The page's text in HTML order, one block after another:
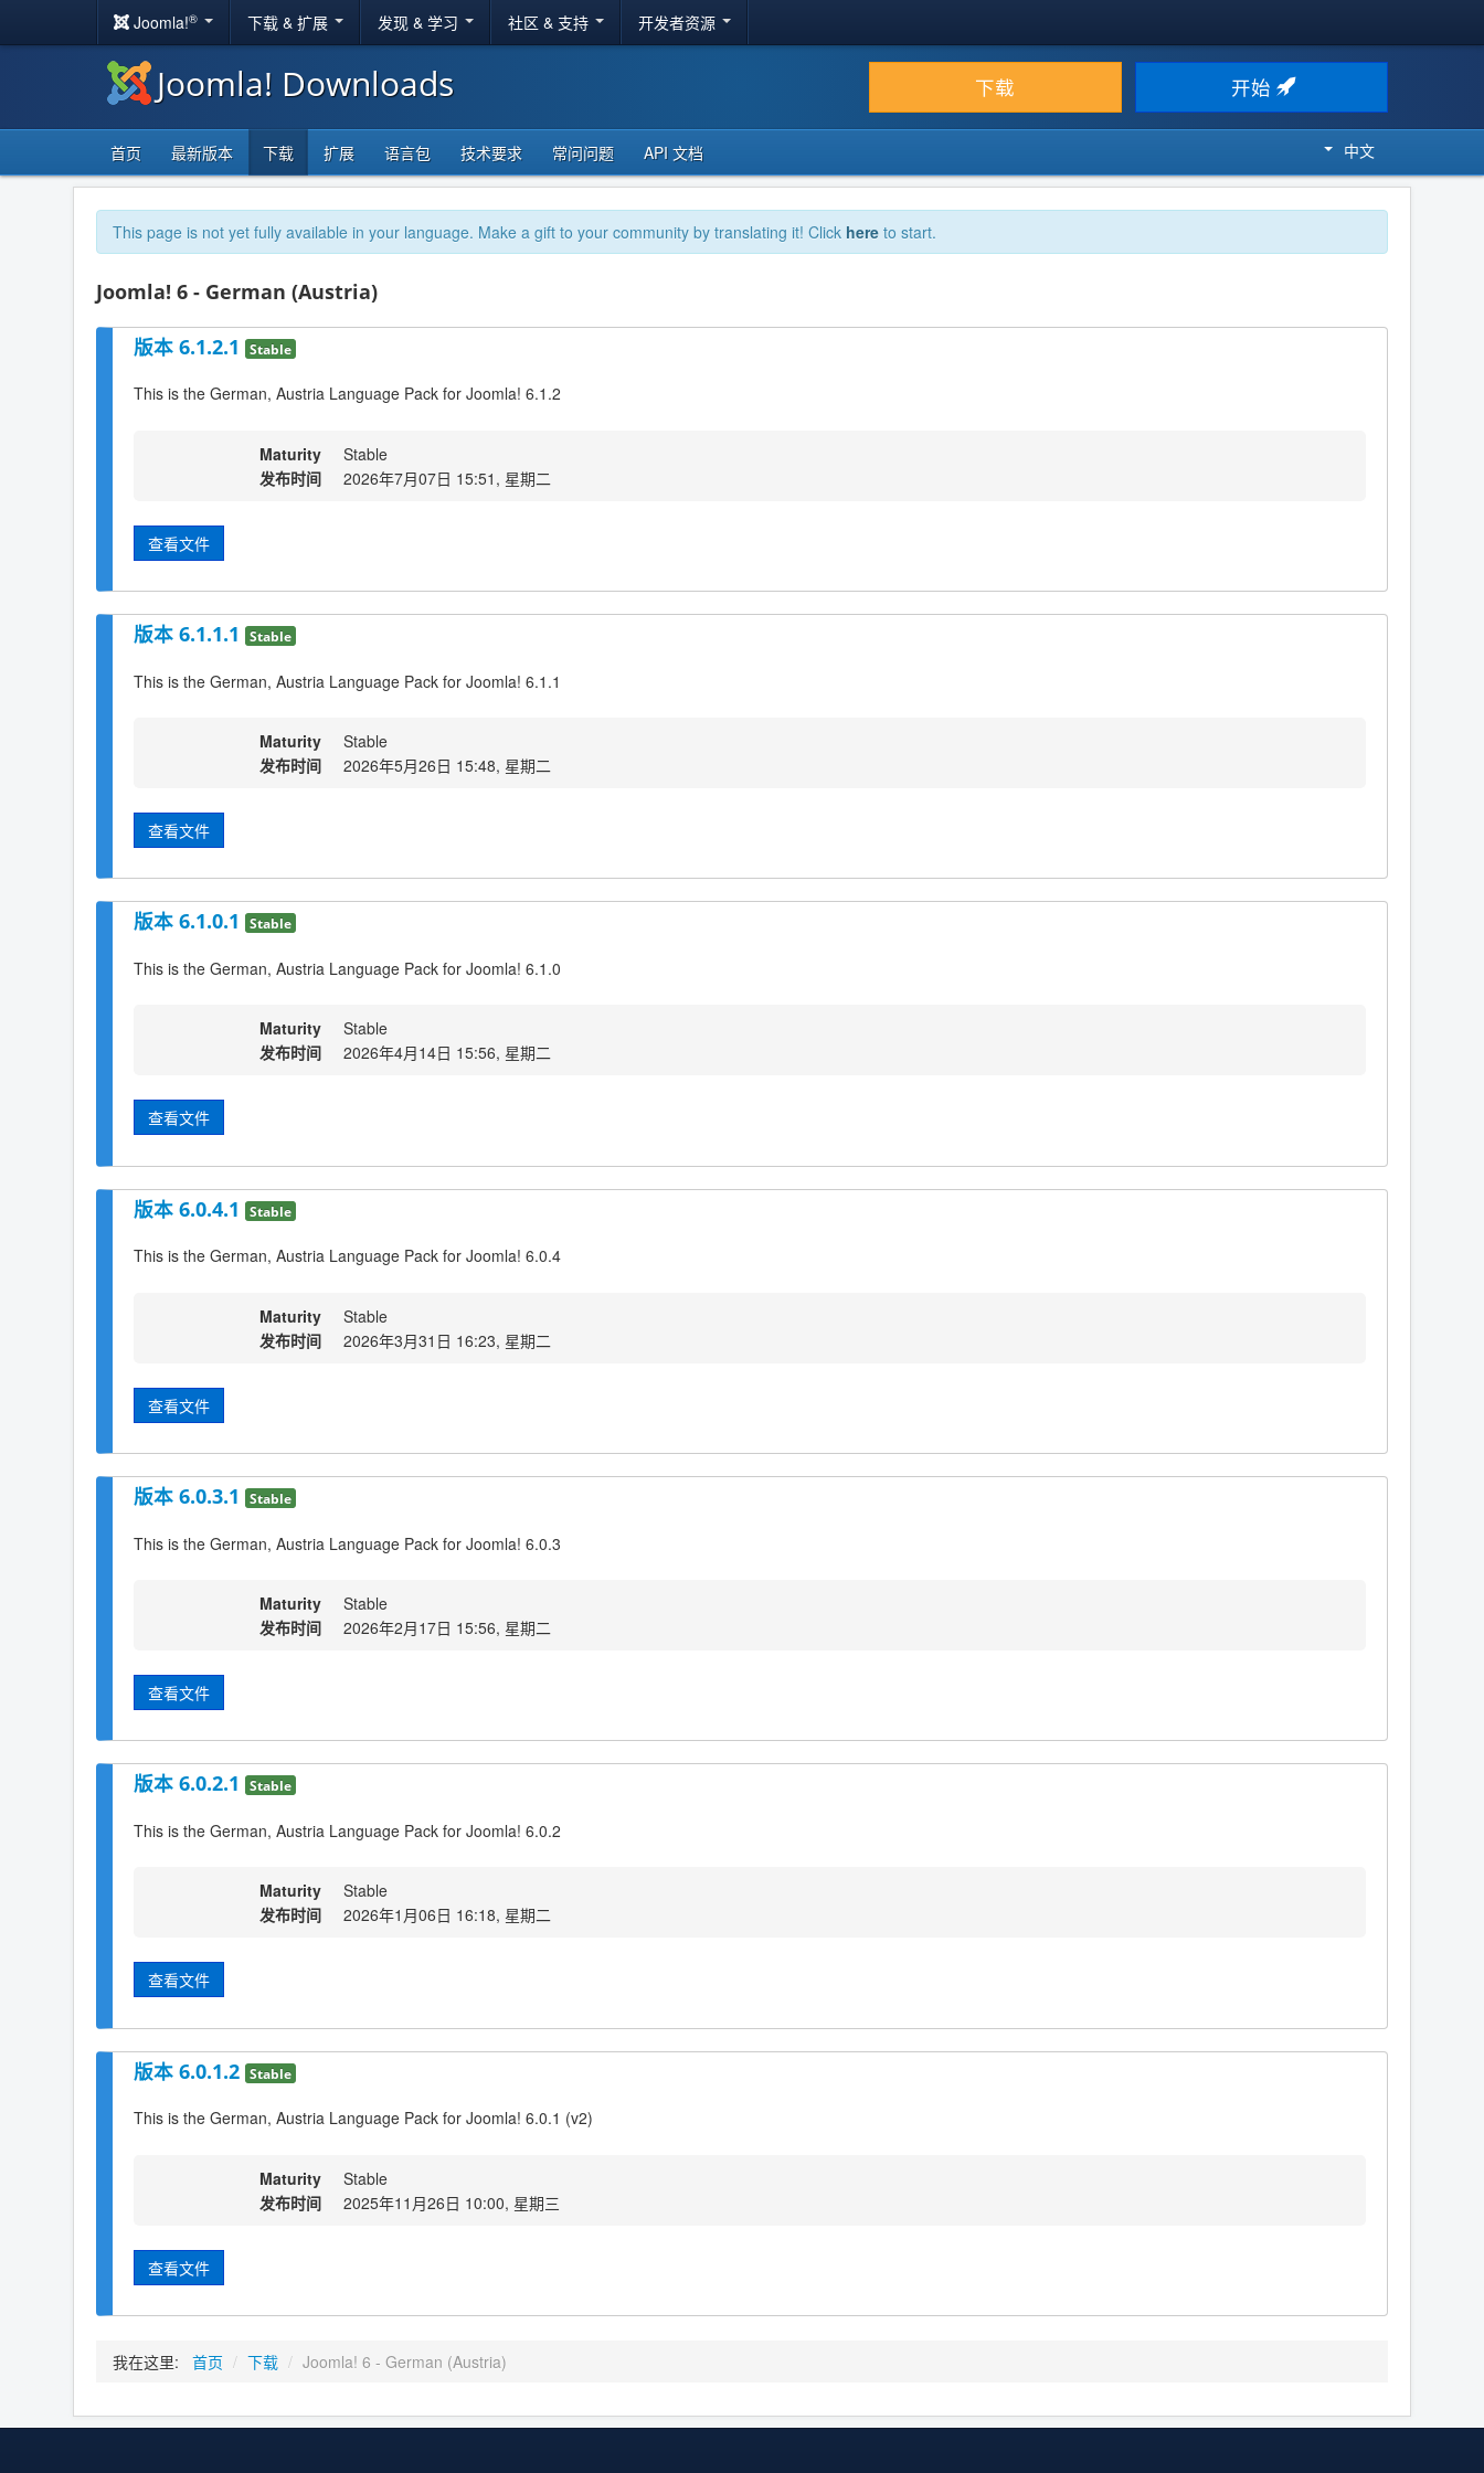
Joomla!® 下载 & 扩展 发现 & 学习 社区 & 支持 开发者资源
Joomla! Downloads 下载 开始
首页 最新版本 下载 扩展 语言包 技术要求 常问问题 API 文档 中文
This page is not yet fully available in your language. Make a gift to your community by translating it! Click here to start.
Joomla! 6 - German (Austria)
版本 6.1.2.1 Stable
This is the German, Austria Language Pack for Joomla! 6.1.2
Maturity
Stable
发布时间
2026年7月07日 15:51, 星期二
查看文件
版本 6.1.1.1 Stable
This is the German, Austria Language Pack for Joomla! 6.1.1
Maturity
Stable
发布时间
2026年5月26日 15:48, 星期二
查看文件
版本 6.1.0.1 Stable
This is the German, Austria Language Pack for Joomla! 6.1.0
Maturity
Stable
发布时间
2026年4月14日 15:56, 星期二
查看文件
版本 6.0.4.1 Stable
This is the German, Austria Language Pack for Joomla! 6.0.4
Maturity
Stable
发布时间
2026年3月31日 16:23, 星期二
查看文件
版本 6.0.3.1 Stable
This is the German, Austria Language Pack for Joomla! 6.0.3
Maturity
Stable
发布时间
2026年2月17日 15:56, 星期二
查看文件
版本 6.0.2.1 Stable
This is the German, Austria Language Pack for Joomla! 6.0.2
Maturity
Stable
发布时间
2026年1月06日 16:18, 星期二
查看文件
版本 6.0.1.2 Stable
This is the German, Austria Language Pack for Joomla! 6.0.1 (v2)
Maturity
Stable
发布时间
2025年11月26日 10:00, 星期三
查看文件
我在这里: 首页 / 下载 / Joomla! 6 - German (Austria)